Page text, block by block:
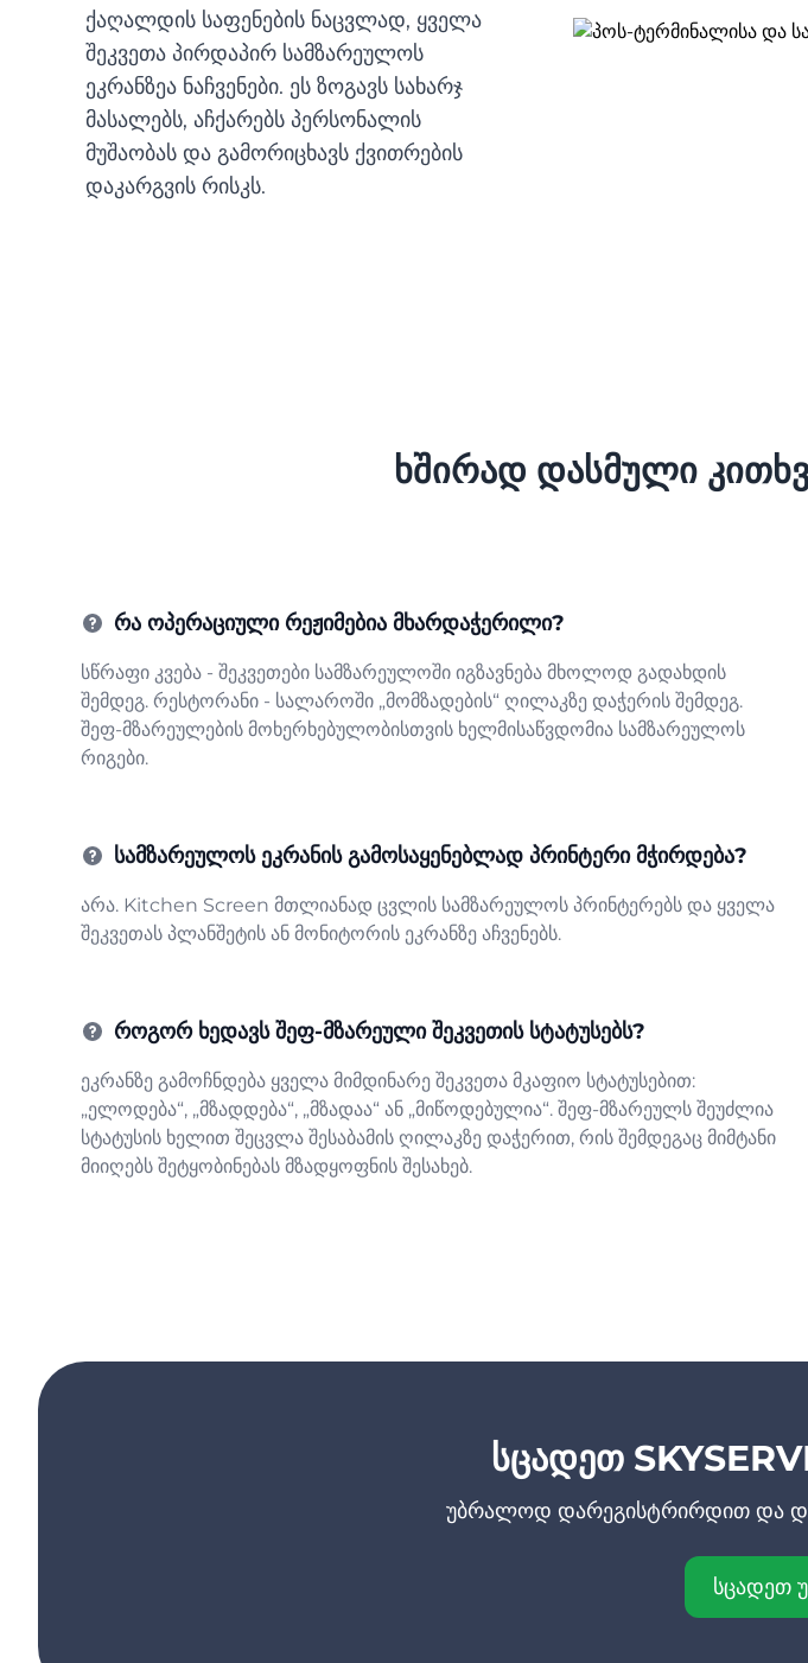
ქაღალდის საფენების ნაცვლად, ყველა
შეკვეთა პირდაპირ სამზარეულოს
ეკრანზეა ნაჩვენები. ეს ზოგავს სახარჯ
მასალებს, აჩქარებს პერსონალის
მუშაობას და გამორიცხავს ქვითრების
დაკარგვის რისკს.
ხშირად დასმული
რა ოპერაციული რეჟიმებია მხარდაჭერილი?
სწრაფი კვება - შეკვეთები სამზარეულოში იგზავნება მხოლოდ გადახდის
შემდეგ. რესტორანი - სალაროში „მომზადების“ ღილაკზე დაჭერის შემდეგ.
შეფ-მზარეულების მოხერხებულობისთვის ხელმისაწვდომია სამზარეულოს
რიგები.
სამზარეულოს ეკრანის გამოსაყენებლად პრინტერი მჭირდება?
არა. Kitchen Screen მთლიანად ცვლის სამზარეულოს პრინტერებს და ყველა
შეკვეთას პლანშეტის ან მონიტორის ეკრანზე აჩვენებს.
როგორ ხედავს შეფ-მზარეული შეკვეთის სტატუსებს?
ეკრანზე გამოჩნდება ყველა მიმდინარე შეკვეთა მკაფიო სტატუსებით:
„ელოდება“, „მზადდება“, „მზადაა“ ან „მიწოდებულია“. შეფ-მზარეულს შეუძლია
სტატუსის ხელით შეცვლა შესაბამის ღილაკზე დაჭერით, რის შემდეგაც მიმტანი
მიიღებს შეტყობინებას მზადყოფნის შესახებ.
სცადეთ
უბრალოდ დარეგისტრირდით და
სცადეთ